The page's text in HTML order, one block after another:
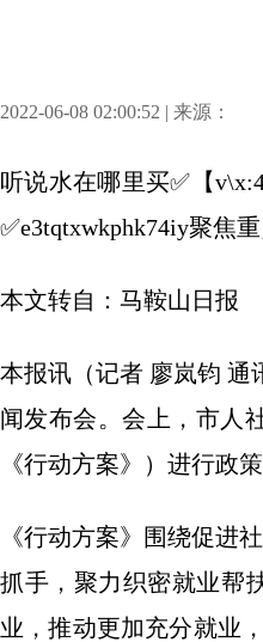
2022-06-08 02:00:52 | 来源：
听说水在哪里买✅【
✅e3tqtxwkphk74iy聚焦
本文转自：马鞍山日报
本报讯（记者 廖岚钧 通
闻发布会。会上，市人
《行动方案》）进行政策
《行动方案》围绕促进
抓手，聚力织密就业帮
业，推动更加充分就业